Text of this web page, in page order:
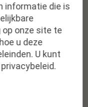
informatie die is
op onze site te
u deze
U kunt